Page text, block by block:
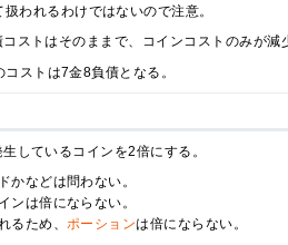
われるわけではないので注意。
ストはそのままで、コインコストのみが減
ストは7金8負債となる。
しているコインを2倍にする。
かなどは問わない。
ンは倍にならない。
るため、 ポーションは倍にならない。